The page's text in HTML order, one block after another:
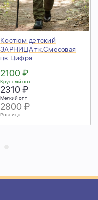
Костюм детский
ЗАРНИЦА тк.Смесовая
цв.Цифра
2100 ₽
Крупный опт
2310 ₽
Мелкий опт
2800 ₽
Розница